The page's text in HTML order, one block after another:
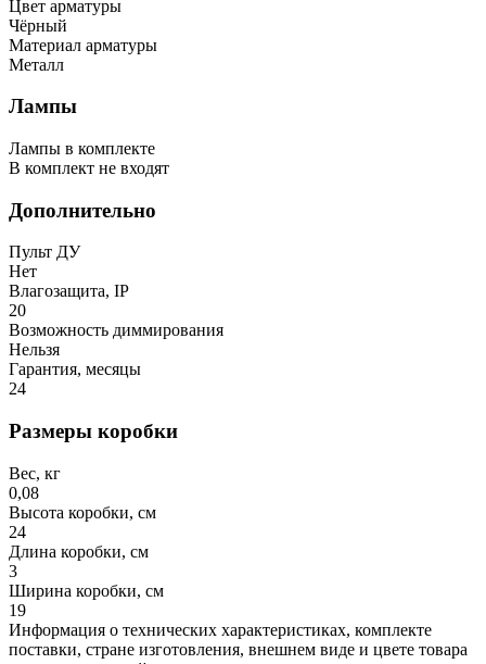
Цвет арматуры
Чёрный
Материал арматуры
Металл
Лампы
Лампы в комплекте
В комплект не входят
Дополнительно
Пульт ДУ
Нет
Влагозащита, IP
20
Возможность диммирования
Нельзя
Гарантия, месяцы
24
Размеры коробки
Вес, кг
0,08
Высота коробки, см
24
Длина коробки, см
3
Ширина коробки, см
19
Информация о технических характеристиках, комплекте
поставки, стране изготовления, внешнем виде и цвете товара